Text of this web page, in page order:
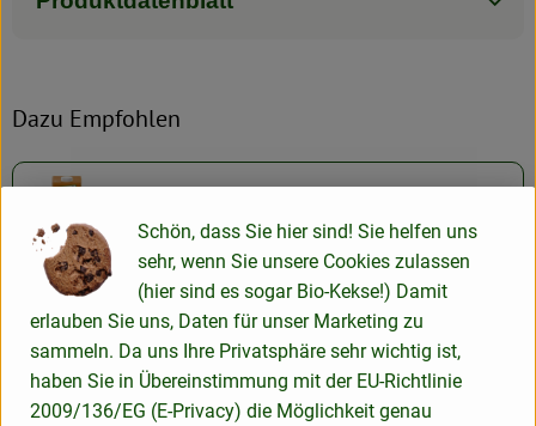
Dazu Empfohlen
Herkunft
Schön, dass Sie hier sind! Sie helfen uns
sehr, wenn Sie unsere Cookies zulassen
(hier sind es sogar Bio-Kekse!) Damit
erlauben Sie uns, Daten für unser Marketing zu
sammeln. Da uns Ihre Privatsphäre sehr wichtig ist,
haben Sie in Übereinstimmung mit der EU-Richtlinie
2009/136/EG (E-Privacy) die Möglichkeit genau